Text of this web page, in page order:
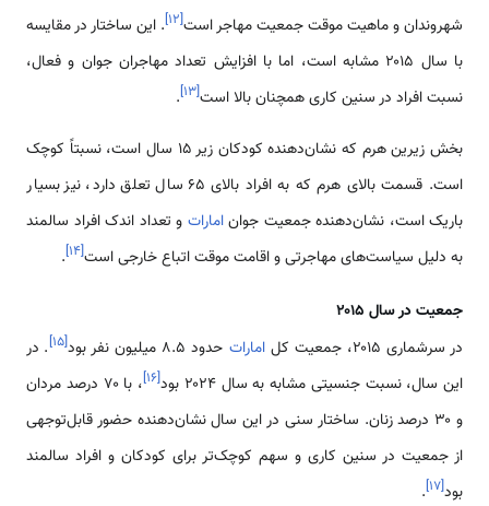
شهروندان و ماهیت موقت جمعیت مهاجر است[۱۲]. این ساختار در مقایسه
با سال ۲۰۱۵ مشابه است، اما با افزایش تعداد مهاجران جوان و فعال،
نسبت افراد در سنین کاری همچنان بالا است[۱۳]
.
بخش زیرین هرم که نشان‌دهنده کودکان زیر ۱۵ سال است، نسبتاً کوچک
است. قسمت بالای هرم که به افراد بالای ۶۵ سال تعلق دارد، نیز بسیار
باریک است، نشان‌دهنده جمعیت جوانامارات و تعداد اندک افراد سالمند
به دلیل سیاست‌های مهاجرتی و اقامت موقت اتباع خارجی است[۱۴]
.
جمعیت در سال ۲۰۱۵
در سرشماری ۲۰۱۵، جمعیت کل
امارات حدود ۸.۵ میلیون نفر بود [۱۵]. در
این سال، نسبت جنسیتی مشابه به سال ۲۰۲۴ بود
[۱۶]
، با ۷۰ درصد مردان
و ۳۰ درصد زنان. ساختار سنی در این سال نشان‌دهنده حضور قابل‌توجهی
از جمعیت در سنین کاری و سهم کوچک‌تر برای کودکان و افراد سالمند
بود[۱۷]
.